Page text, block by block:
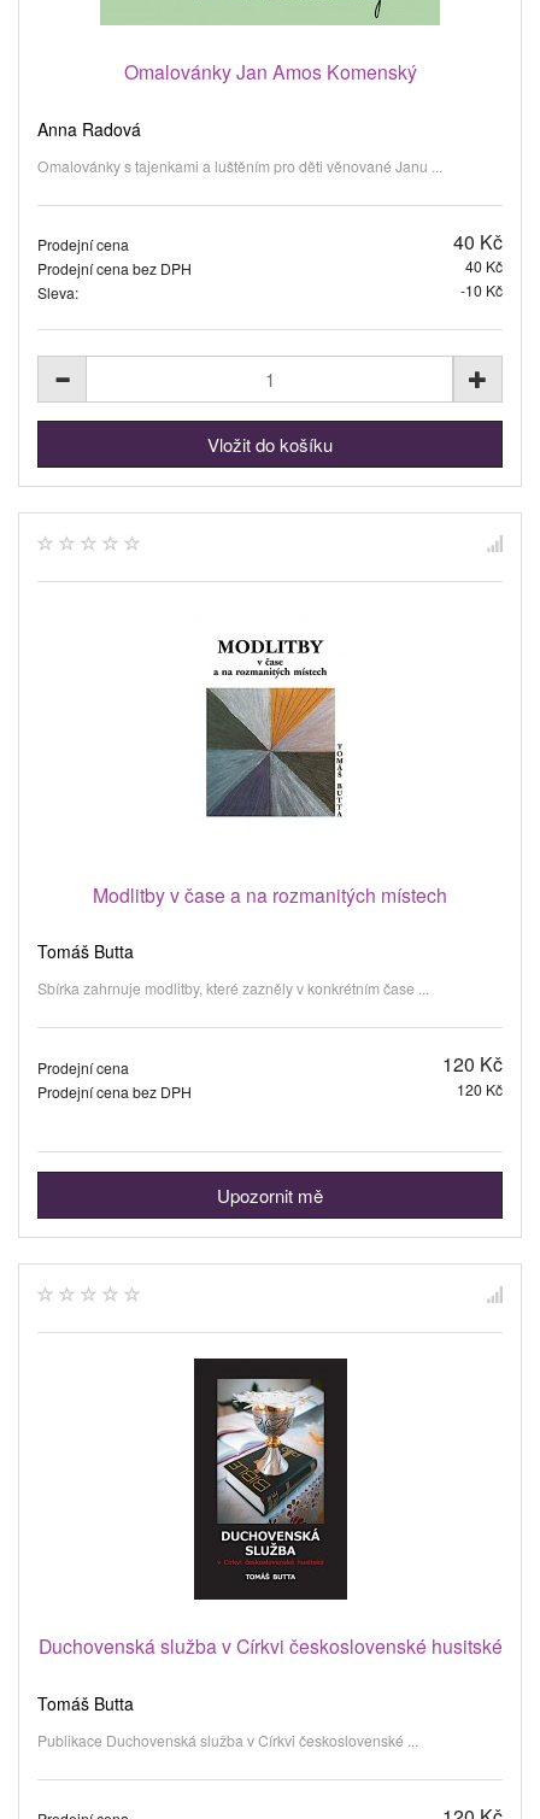
Omalovánky Jan Amos Komenský
Anna Radová
Omalovánky s tajenkami a luštěním pro děti věnované Janu ...
Prodejní cena 40 Kč
Prodejní cena bez DPH
40 Kč
Sleva:
-10 Kč
Modlitby v čase a na rozmanitých místech
Tomáš Butta
Sbírka zahrnuje modlitby, které zazněly v konkrétním čase ...
Prodejní cena 120 Kč
Prodejní cena bez DPH 120 Kč
Upozornit mě
Duchovenská služba v Církvi československé husitské
Tomáš Butta
Publikace Duchovenská služba v Církvi československé ...